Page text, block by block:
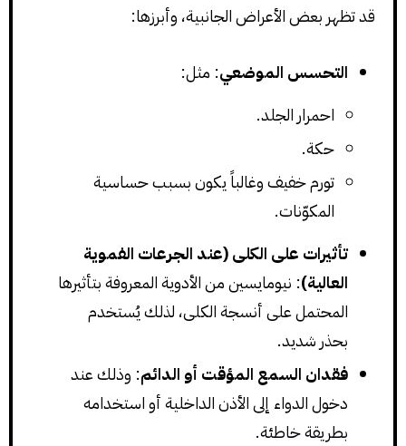
قد تظهر بعض الأعراض الجانبية، وأبرزها:
التحسس الموضعي: مثل:
احمرار الجلد.
حكة.
تورم خفيف وغالباً يكون بسبب حساسية
المكوّنات.
تأثيرات على الكلى (عند الجرعات الفموية
العالية): نيومايسين من الأدوية المعروفة بتأثيرها
المحتمل على أنسجة الكلى، لذلك يُستخدم
بحذر شديد.
فقدان السمع المؤقت أو الدائم: وذلك عند
دخول الدواء إلى الأذن الداخلية أو استخدامه
بطريقة خاطئة.